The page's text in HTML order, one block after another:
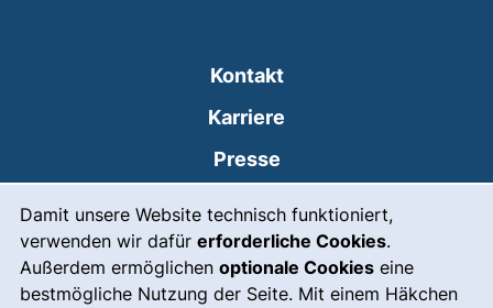
Damit unsere Website technisch funktioniert,
verwenden wir dafür erforderliche Cookies.
Außerdem ermöglichen optionale Cookies eine
bestmögliche Nutzung der Seite. Mit einem Häkchen
Kontakt
Karriere
Presse
Leichte Sprache
Gebärdensprache